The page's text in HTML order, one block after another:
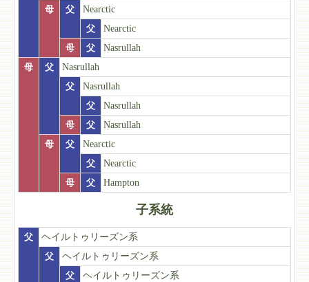
母
父
Nearctic
父
Nearctic
母
父
Nasrullah
母
父
Nasrullah
父
Nasrullah
父
Nasrullah
母
父
Nasrullah
母
父
Nearctic
父
Nearctic
母
父 Hampton
子系統
父
ヘイルトゥリーズン系
父
ヘイルトゥリーズン系
父
ヘイルトゥリーズン系